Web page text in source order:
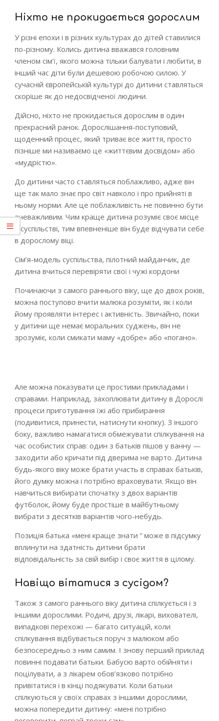
Ніхто не прокидається дорослим
У різні епохи і в різних культурах до дітей ставилися
по-різному. Колись дитина вважався головним
членом сім’ї, якого можна тільки балувати і любити, в
інший час діти були дешевою робочою силою. У
сучасній європейській культурі до дитини ставляться
скоріше як до недосвідченої людини.
Дійсно, ніхто не прокидається дорослим в один
прекрасний ранок. Дорослішання-поступовий,
щоденний процес, який триває все життя, просто
пізніше ми називаємо це «життєвим досвідом» або
«мудрістю».
До дитини часто ставляться поблажливо, адже він
ще так мало знає про світ навколо і про прийняті в
ньому норми. Але це поблажливість не повинно бути
зневажливим. Чим краще дитина розуміє своє місце
в суспільстві, тим впевненіше він буде відчувати себе
в дорослому віці.
Сім’я-модель суспільства, пілотний майданчик, де
дитина вчиться перевіряти свої і чужі кордони
Починаючи з самого раннього віку, ще до двох років,
можна поступово вчити малюка розуміти, як і коли
йому проявляти інтерес і активність. Звичайно, поки
у дитини ще немає моральних суджень, він не
зрозуміє, коли смикати маму «добре» або «погано».
Але можна показувати це простими прикладами і
справами. Наприклад, захоплювати дитину в Дорослі
процеси приготування їжі або прибирання
(подивитися, принести, натиснути кнопку). З іншого
боку, важливо намагатися обмежувати спілкування на
час особистих справ: один з батьків пішов у ванну —
заходити або кричати під дверима не варто. Дитина
будь-якого віку може брати участь в справах батьків,
його думку можна і потрібно враховувати. Якщо він
навчиться вибирати спочатку з двох варіантів
футболок, йому буде простіше в майбутньому
вибрати з десятків варіантів чого-небудь.
Позиція батька «мені краще знати ” може в підсумку
вплинути на здатність дитини брати
відповідальність за свій вибір і своє життя в цілому.
Навіщо вітатися з сусідом?
Також з самого раннього віку дитина спілкується і з
іншими дорослими. Родичі, друзі, лікарі, вихователі,
випадкові перехожі — багато ситуацій, коли
спілкування відбувається поруч з малюком або
безпосередньо з ним самим. І знову перший приклад
повинні подавати батьки. Бабусю варто обійняти і
поцілувати, а з лікарем обов’язково потрібно
привітатися і в кінці подякувати. Коли батьки
спілкуються у своїх справах з іншими дорослими,
можна попередити дитину: «мені потрібно